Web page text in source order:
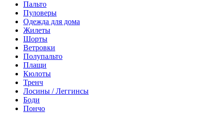
Пальто
Пуловеры
Одежда для дома
Жилеты
Шорты
Ветровки
Полупальто
Плащи
Кюлоты
Тренч
Лосины / Леггинсы
Боди
Пончо